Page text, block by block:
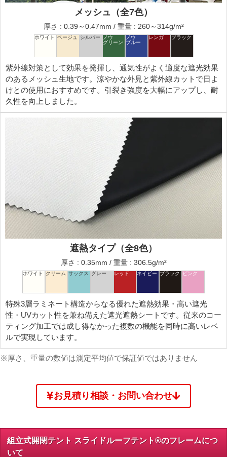
メッシュ（全7色）
厚さ : 0.39～0.47mm / 重量 : 260～314g/m²
紫外線対策として効果を発揮し、通気性がよく適度な遮光効果
のあるメッシュ生地です。涼やかな外見と紫外線カットで日よ
けとの使用におすすめです。引裂き強度を大幅にアップし、耐
久性を向上しました。
遮熱タイプ（全8色）
厚さ : 0.35mm / 重量 : 306.5g/m²
特殊3層ラミネート構造からなる優れた遮熱効果・高い遮光
性・UVカット性を兼ね備えた遮光遮熱シートです。従来のコー
ティング加工では成し得なかった複数の機能を同時に高いレベ
ルで実現しています。
※厚さ、重量の数値は測定平均値で保証値ではありません
お見積り相談・お問い合わせ
組立式開閉テント スライドルーフテント®のフレームにつ
いて